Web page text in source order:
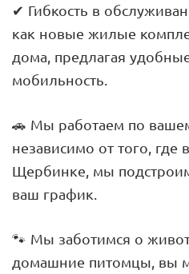
✔ Гибкость в
как новые жилые
дома, предлагая
мобильность.
🚗 Мы работаем по
независимо от того, где
Щербинке, мы
ваш график.
🐾 Мы заботимся о
домашние питомцы, вы